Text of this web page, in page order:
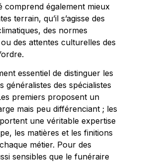
comprend également mieux
terrain, qu’il s’agisse des
des normes
des attentes culturelles des
essentiel de distinguer les
généralistes des spécialistes
premiers proposent un
mais peu différenciant ; les
une véritable expertise
les matières et les finitions
métier. Pour des
sensibles que le funéraire